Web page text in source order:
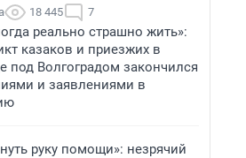
18 445 7
реально страшно жить»:
казаков и приезжих в
под Волгоградом закончился
и заявлениями в
руку помощи»: незрячий